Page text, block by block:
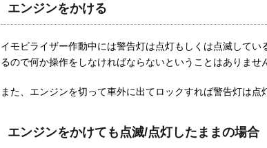
エンジンをかける
イモビライザー作動中には警告灯は点灯もしくは点滅してい
るので何か操作をしなければならないということはありませ
また、エンジンを切って車外に出てロックすれば警告灯は点
エンジンをかけても点滅/点灯したままの場合